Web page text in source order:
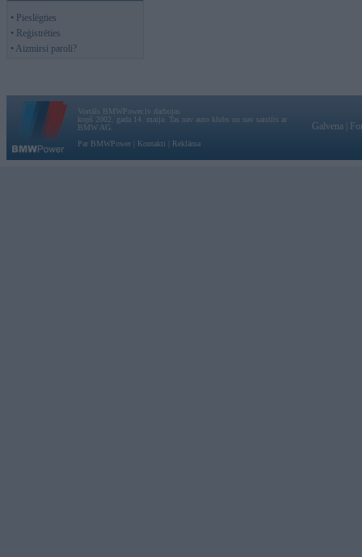
• Pieslēgties
• Reģistrēties
• Aizmirsi paroli?
Vortāls BMWPower.lv darbojas
kopš 2002. gada 14. maija. Tas nav auto klubs un nav saistīts ar
BMW AG.
Par BMWPower
Kontakti Reklāma
Galvena